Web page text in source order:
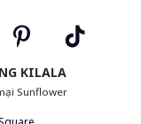
KILALA
Sunflower